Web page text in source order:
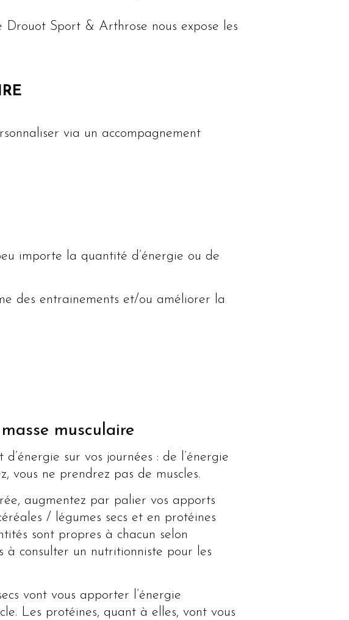
Sport & Arthrose nous expose les
via un accompagnement
importe la quantité d’énergie ou de
des entrainements et/ou améliorer la
musculaire
sur vos journées : de l’énergie
vous ne prendrez pas de muscles.
augmentez par palier vos apports
/ légumes secs et en protéines
sont propres à chacun selon
à consulter un nutritionniste pour les
vont vous apporter l’énergie
Les protéines, quant à elles, vont vous